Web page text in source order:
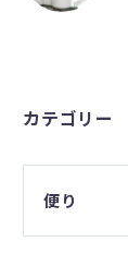
カテゴリー
便り